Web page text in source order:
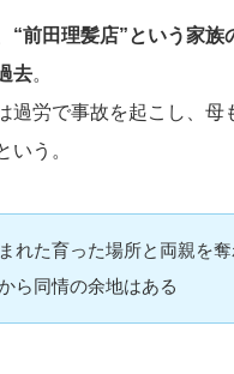
“前田理髪店”という家族
去。
過労で事故を起こし、母
いう。
れた育った場所と両親を
ら同情の余地はある